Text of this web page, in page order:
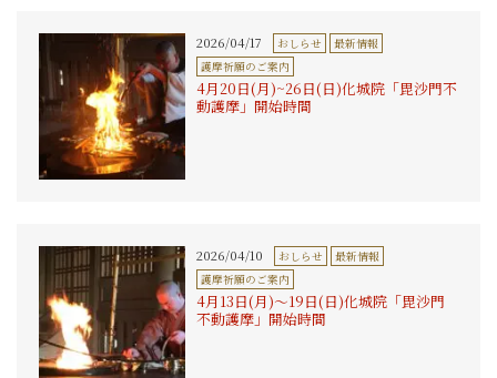
2026/04/17 おしらせ
最新情報
護摩祈願のご案内
4月20日(月)~26日(日)化城院「毘沙門不
動護摩」開始時間
2026/04/10 おしらせ
最新情報
護摩祈願のご案内
4月13日(月)〜19日(日)化城院「毘沙門
不動護摩」開始時間